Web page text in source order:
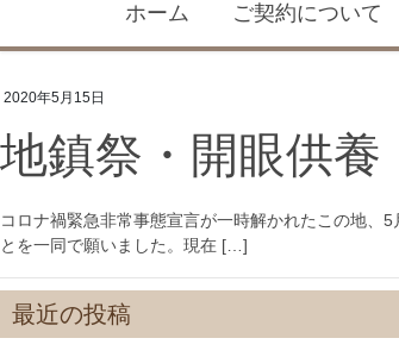
ッ
移
ホーム ご契約について
2020年5月15日
地鎮祭・開眼供養
コロナ禍緊急非常事態宣言が一時解かれたこの地、
とを一同で願いました。現在 […]
最近の投稿